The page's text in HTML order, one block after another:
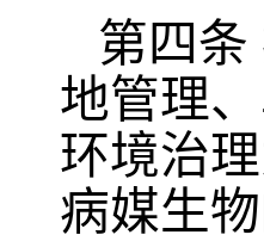
第四条
地管理
环境治
病媒生